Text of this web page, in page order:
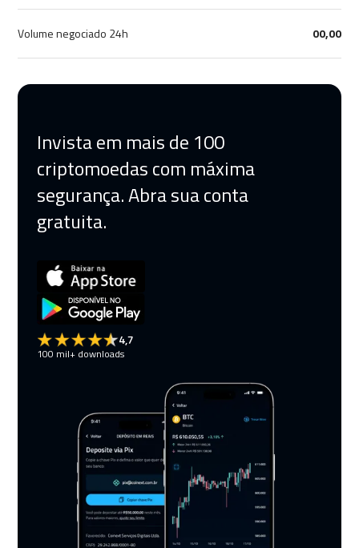
Volume negociado 24h 00,00
Invista em mais de 100
criptomoedas com máxima
segurança. Abra sua conta
gratuita.
4,7
100 mil+ downloads